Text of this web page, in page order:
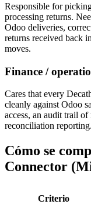
Responsible for
processing returns.
Odoo deliveries,
returns received back
moves.
Finance /
Cares that every
cleanly against Odoo
access, an audit trail
reconciliation reporting.
Cómo se
Connector
Criterio